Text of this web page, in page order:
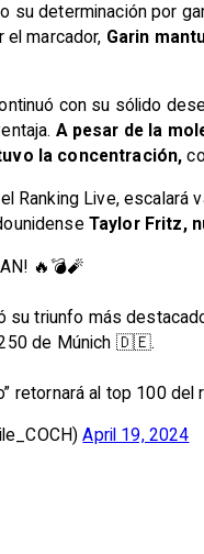
su determinación por
marcador, Garin
con su sólido
A pesar de la
la concentración,
Ranking Live,
Taylor Fritz,
🔥💣🧨
su triunfo más
de Múnich 🇩🇪.
retornará al top 100 del
April 19, 2024